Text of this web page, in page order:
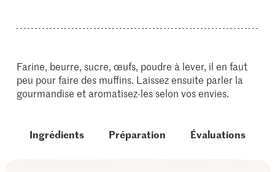
Farine, beurre, sucre, œufs, poudre à lever, il en faut
peu pour faire des muffins. Laissez ensuite parler la
gourmandise et aromatisez-les selon vos envies.
Ingrédients Préparation Évaluations